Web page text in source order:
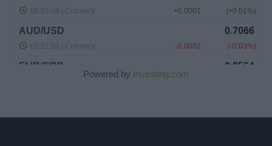
Powered by Investing.com